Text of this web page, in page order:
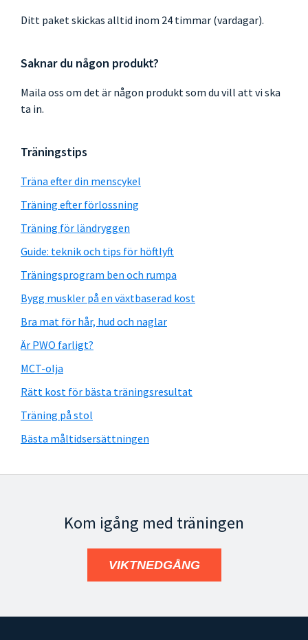
Ditt paket skickas alltid inom 24 timmar (vardagar).
Saknar du någon produkt?
Maila oss om det är någon produkt som du vill att vi ska
ta in.
Träningstips
Träna efter din menscykel
Träning efter förlossning
Träning för ländryggen
Guide: teknik och tips för höftlyft
Träningsprogram ben och rumpa
Bygg muskler på en växtbaserad kost
Bra mat för hår, hud och naglar
Är PWO farligt?
MCT-olja
Rätt kost för bästa träningsresultat
Träning på stol
Bästa måltidsersättningen
Kom igång med träningen
VIKTNEDGÅNG